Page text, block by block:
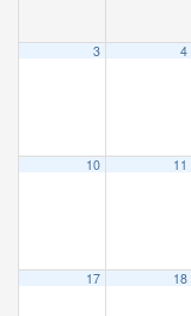
3 4
10 11
17 18